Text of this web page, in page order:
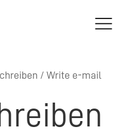
/ Write e-mail